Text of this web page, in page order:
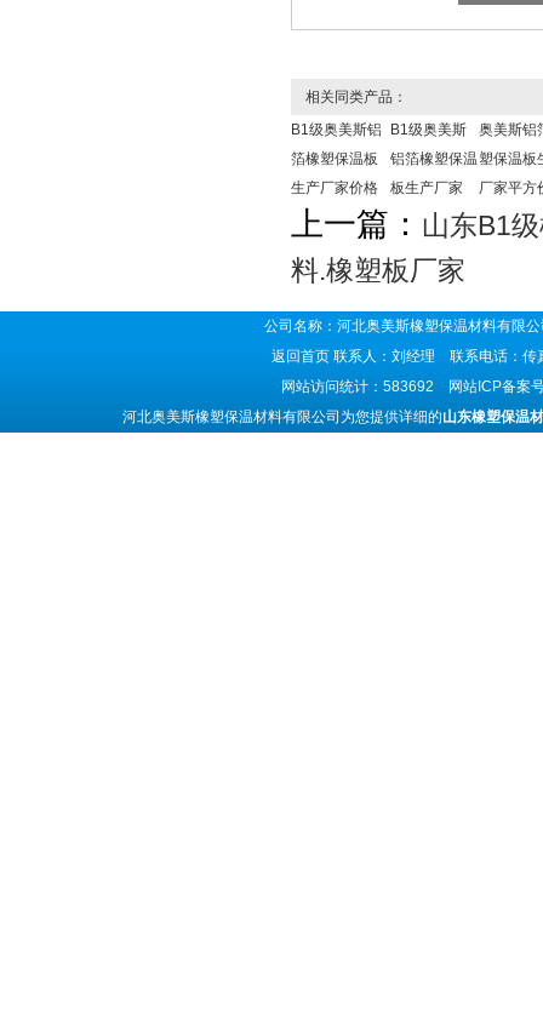
相关同类产品：
B1级奥美斯铝
箔橡塑保温板
生产厂家价格
B1级奥美斯
铝箔橡塑保温
板生产厂家
奥美斯铝
塑保温板
厂家平方
上一篇： 山东B1
料.橡塑板厂家
公司名称：河北奥美斯橡塑保温材料有
返回首页 联系人：刘经理 联系电话：
网站访问统计：583692 网站ICP备案
河北奥美斯橡塑保温材料有限公司为您提供详细的山东橡塑保温